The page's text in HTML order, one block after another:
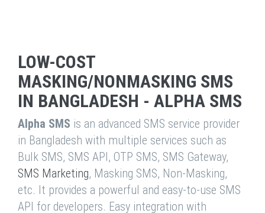
LOW-COST
MASKING/NONMASKING SMS
IN BANGLADESH - ALPHA SMS
Alpha SMS is an advanced SMS service provider
in Bangladesh with multiple services such as
Bulk SMS, SMS API, OTP SMS, SMS Gateway,
SMS Marketing, Masking SMS, Non-Masking,
etc. It provides a powerful and easy-to-use SMS
API for developers. Easy integration with